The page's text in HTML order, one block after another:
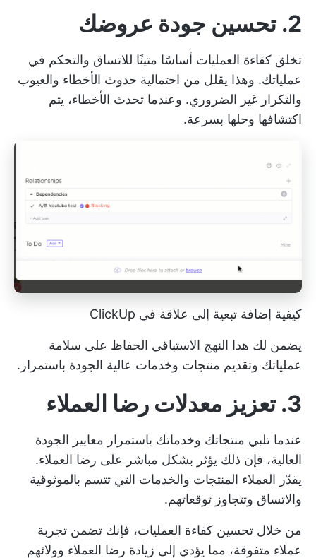
2. تحسين جودة عروضك
تخلق كفاءة العمليات أساسًا متينًا للاتساق والتحكم في
عملياتك. وهذا يقلل من احتمالية حدوث الأخطاء والعيوب
والتكرار غير الضروري. وعندما تحدث الأخطاء، يتم
اكتشافها وحلها بسرعة.
كيفية إضافة تبعية إلى علاقة في ClickUp
يضمن لك هذا النهج الاستباقي الحفاظ على سلامة
عملياتك وتقديم منتجات وخدمات عالية الجودة باستمرار.
3. تعزيز معدلات رضا العملاء
عندما تلبي منتجاتك وخدماتك باستمرار معايير الجودة
العالية، فإن ذلك يؤثر بشكل مباشر على رضا العملاء.
يقدّر العملاء المنتجات والخدمات التي تتسم بالموثوقية
والاتساق وتتجاوز توقعاتهم.
من خلال تحسين كفاءة العمليات، فإنك تضمن تجربة
عملاء متفوقة، مما يؤدي إلى زيادة رضا العملاء وولائهم